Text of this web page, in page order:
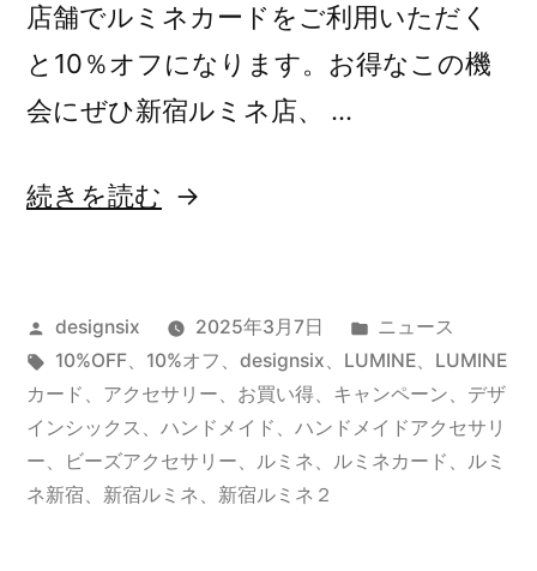
店舗でルミネカードをご利用いただく
と10％オフになります。お得なこの機
会にぜひ新宿ルミネ店、 …
“【新
ミ
ネ
店】
10%OFF
続きを読む
投
稿
者:
designsix 2025年3月7日
カ
テ
ゴ
リ
ー:
ニュース
タ
グ:
10%OFF、 10%オフ 、 designsix、 LUMINE、 LUMINE
カード 、 アクセサリー、 お買い得、 キャンペーン、 デザ
インシックス 、 ハンドメイド 、 ハンドメイドアクセサリ
ー、 ビーズアクセサリー、 ルミネ、 ルミネカード 、 ルミ
ネ新宿、 新宿ルミネ、 新宿ルミネ２